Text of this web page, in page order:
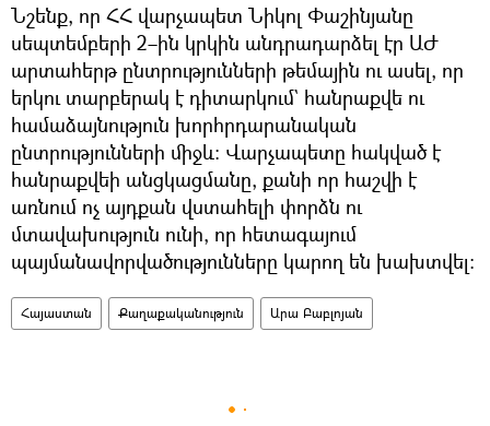
Նշենք, որ ՀՀ վարչապետ Նիկոլ Փաշինյանը
սեպտեմբերի 2–ին կրկին անդրադարձել էր ԱԺ
արտահերթ ընտրությունների թեմային ու ասել, որ
երկու տարբերակ է դիտարկում` հանրաքվե ու
համաձայնություն խորհրդարանական
ընտրությունների միջև։ Վարչապետը հակված է
հանրաքվեի անցկացմանը, քանի որ հաշվի է
առնում ոչ այդքան վստահելի փորձն ու
մտավախություն ունի, որ հետագայում
պայմանավորվածությունները կարող են խախտվել։
Հայաստան Քաղաքականություն Արա Բաբլոյան